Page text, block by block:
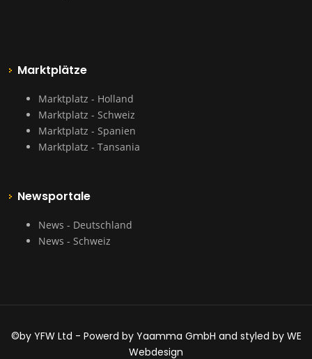
Marktplätze
Marktplatz - Holland
Marktplatz - Schweiz
Marktplatz - Spanien
Marktplatz - Tansania
Newsportale
News - Deutschland
News - Schweiz
©by YFW Ltd - Powerd by Yaamma GmbH and styled by WE
Webdesign